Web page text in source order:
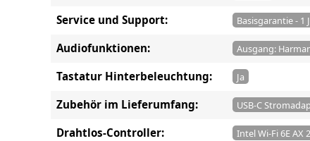
Service und Support: Basisgarantie - 1
Audiofunktionen: Ausgang:
Tastatur Hinterbeleuchtung: Ja
Zubehör im Lieferumfang: USB-C
Drahtlos-Controller: Intel Wi-Fi 6E AX